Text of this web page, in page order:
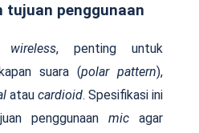
tujuan penggunaan
, penting untuk
suara (polar pattern),
atau cardioid. Spesifikasi ini
penggunaan mic agar